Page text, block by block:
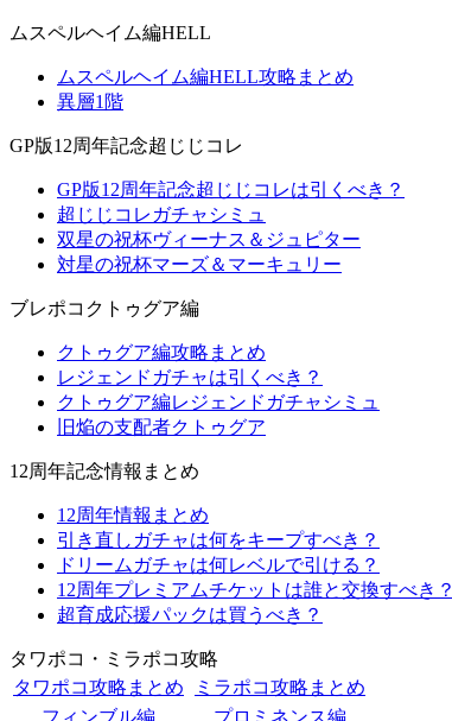
ムスペルヘイム編HELL
ムスペルヘイム編HELL攻略まとめ
異層1階
GP版12周年記念超じじコレ
GP版12周年記念超じじコレは引くべき？
超じじコレガチャシミュ
双星の祝杯ヴィーナス＆ジュピター
対星の祝杯マーズ＆マーキュリー
ブレポコクトゥグア編
クトゥグア編攻略まとめ
レジェンドガチャは引くべき？
クトゥグア編レジェンドガチャシミュ
旧焔の支配者クトゥグア
12周年記念情報まとめ
12周年情報まとめ
引き直しガチャは何をキープすべき？
ドリームガチャは何レベルで引ける？
12周年プレミアムチケットは誰と交換すべき？
超育成応援パックは買うべき？
タワポコ・ミラポコ攻略
タワポコ攻略まとめ
ミラポコ攻略まとめ
フィンブル編
プロミネンス編